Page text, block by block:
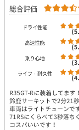
総合評価
ドライ性能
高速性能
乗り心地
ライフ・耐久性
R35GT-Rに装着してます
鈴鹿サーキットで2分21
車両はライトチューンで
71RSにくらべて3秒落ち
コスパいいです！